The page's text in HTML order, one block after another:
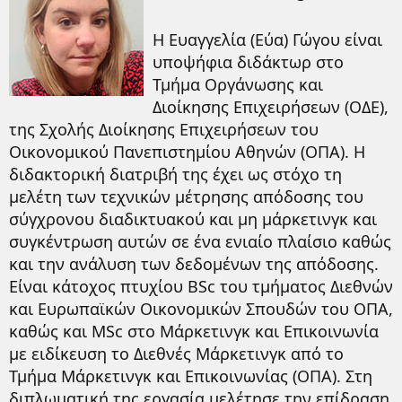
Η Ευαγγελία (Εύα) Γώγου είναι
υποψήφια διδάκτωρ στο
Τμήμα Οργάνωσης και
Διοίκησης Επιχειρήσεων (ΟΔΕ),
της Σχολής Διοίκησης Επιχειρήσεων του
Οικονομικού Πανεπιστημίου Αθηνών (ΟΠΑ). Η
διδακτορική διατριβή της έχει ως στόχο τη
μελέτη των τεχνικών μέτρησης απόδοσης του
σύγχρονου διαδικτυακού και μη μάρκετινγκ και
συγκέντρωση αυτών σε ένα ενιαίο πλαίσιο καθώς
και την ανάλυση των δεδομένων της απόδοσης.
Είναι κάτοχος πτυχίου BSc του τμήματος Διεθνών
και Ευρωπαϊκών Οικονομικών Σπουδών του ΟΠΑ,
καθώς και MSc στο Μάρκετινγκ και Επικοινωνία
με ειδίκευση το Διεθνές Μάρκετινγκ από το
Τμήμα Μάρκετινγκ και Επικοινωνίας (ΟΠΑ). Στη